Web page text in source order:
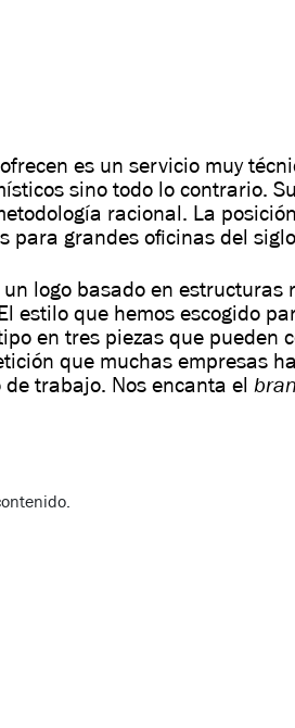
es un servicio muy
sino todo lo contrario.
racional. La
para grandes oficinas del siglo
logo basado en
estilo que hemos escogido
en tres piezas que
que muchas empresas
trabajo. Nos encanta el